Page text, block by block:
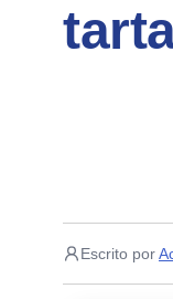
Escrito por